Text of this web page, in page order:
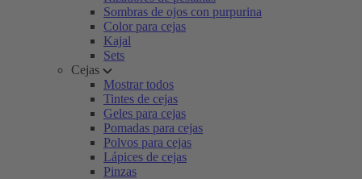
Sombras de ojos con purpurina
Color para cejas
Kajal
Sets
Cejas
Mostrar todos
Tintes de cejas
Geles para cejas
Pomadas para cejas
Polvos para cejas
Lápices de cejas
Pinzas